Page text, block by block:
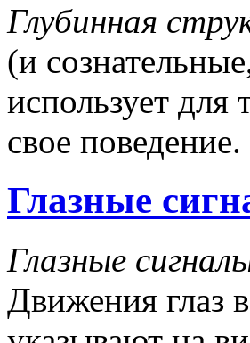
Глубинная
(и
использует для
свое поведение.
Глазные
Глазные
Движения глаз